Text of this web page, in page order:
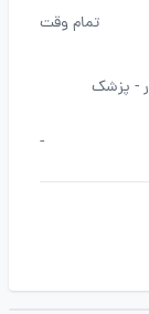
تمام وقت
- پزشک
-